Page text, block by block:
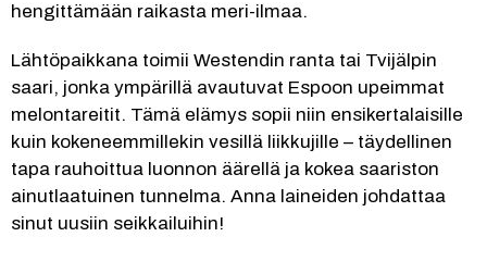
hengittämään raikasta meri-ilmaa.
Lähtöpaikkana toimii Westendin ranta tai Tvijälpin
saari, jonka ympärillä avautuvat Espoon upeimmat
melontareitit. Tämä elämys sopii niin ensikertalaisille
kuin kokeneemmillekin vesillä liikkujille – täydellinen
tapa rauhoittua luonnon äärellä ja kokea saariston
ainutlaatuinen tunnelma. Anna laineiden johdattaa
sinut uusiin seikkailuihin!